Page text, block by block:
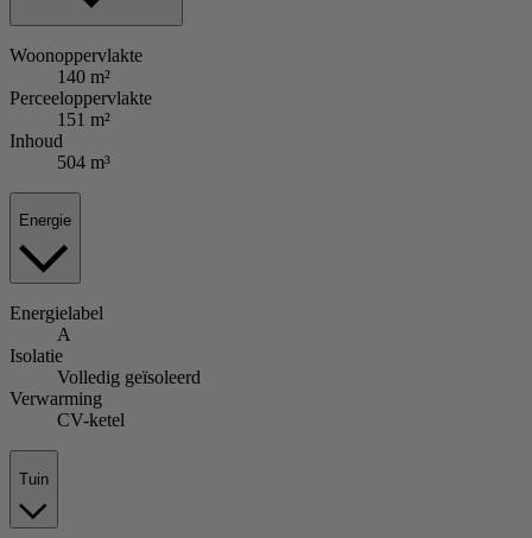
Woonoppervlakte
140 m²
Perceeloppervlakte
151 m²
Inhoud
504 m³
Energie
Energielabel
A
Isolatie
Volledig geïsoleerd
Verwarming
CV-ketel
Tuin